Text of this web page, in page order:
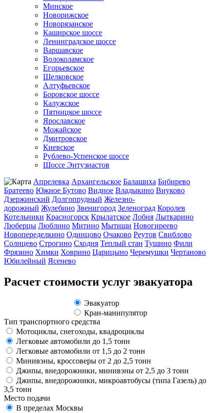
Минское
Новорижское
Новорязанское
Каширское шоссе
Ленинградское шоссе
Варшавское
Волоколамское
Егорьевское
Щелковское
Алтуфьевское
Боровское шоссе
Калужское
Пятницкое шоссе
Ярославское
Можайское
Дмитровское
Киевское
Рублево-Успенское шоссе
Шоссе Энтузиастов
Апрелевка Архангельское Балашиха Бибирево
Братеево Южное Бутово Видное Владыкино Внуково
Дзержинский Долгопрудный Железно-
дорожный Жулебино Звенигород Зеленоград Королев
Котельники Красногорск Крылатское Лобня Лыткарино
Люберцы Люблино Митино Мытищи Новогиреево
Новопеределкино Одинцово Очаково Реутов Свиблово
Солнцево Строгино Сходня Теплый стан Тушино Фили
Фрязино Химки Ховрино Царицыно Черемушки Чертаново
Юбилейный Ясенево
Расчет стоимости услуг эвакуатора
Эвакуатор
Кран-манипулятор
Тип транспортного средства
Мотоциклы, снегоходы, квадроциклы
Легковые автомобили до 1,5 тонн
Легковые автомобили от 1,5 до 2 тонн
Минивэны, кроссоверы от 2 до 2,5 тонн
Джипы, внедорожники, минивэны от 2,5 до 3 тонн
Джипы, внедорожники, микроавтобусы (типа Газель) до
3,5 тонн
Место подачи
В пределах Москвы